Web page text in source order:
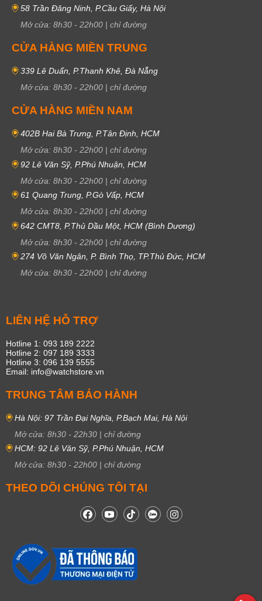
58 Trần Đăng Ninh, P.Cầu Giấy, Hà Nội
Mở cửa: 8h30 - 22h00 | chỉ đường
CỬA HÀNG MIỀN TRUNG
339 Lê Duẩn, P.Thanh Khê, Đà Nẵng
Mở cửa: 8h30 - 22h00 | chỉ đường
CỬA HÀNG MIỀN NAM
402B Hai Bà Trưng, P.Tân Định, HCM
Mở cửa: 8h30 - 22h00 | chỉ đường
92 Lê Văn Sỹ, P.Phú Nhuận, HCM
Mở cửa: 8h30 - 22h00 | chỉ đường
61 Quang Trung, P.Gò Vấp, HCM
Mở cửa: 8h30 - 22h00 | chỉ đường
642 CMT8, P.Thủ Dầu Một, HCM (Bình Dương)
Mở cửa: 8h30 - 22h00 | chỉ đường
274 Võ Văn Ngân, P. Bình Thọ, TP.Thủ Đức, HCM
Mở cửa: 8h30 - 22h00 | chỉ đường
LIÊN HỆ HỖ TRỢ
Hotline 1: 093 189 2222
Hotline 2: 097 189 3333
Hotline 3: 096 139 5555
Email: info@watchstore.vn
TRUNG TÂM BẢO HÀNH
Hà Nội: 97 Trần Đại Nghĩa, P.Bạch Mai, Hà Nội
Mở cửa: 8h30 - 22h30 | chỉ đường
HCM: 92 Lê Văn Sỹ, P.Phú Nhuận, HCM
Mở cửa: 8h30 - 22h00 | chỉ đường
THEO DÕI CHÚNG TÔI TẠI